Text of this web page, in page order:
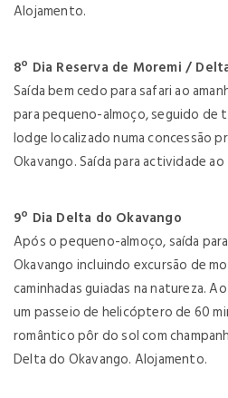
Alojamento.
8º Dia Reserva de Moremi /
Saída bem cedo para safari ao
para pequeno-almoço, seguido de
lodge localizado numa concessão
Okavango. Saída para actividade
9º Dia Delta do Okavango
Após o pequeno-almoço, saída
Okavango incluindo excursão de
caminhadas guiadas na natureza.
um passeio de helicóptero de 60
romântico pôr do sol com
Delta do Okavango. Alojamento.